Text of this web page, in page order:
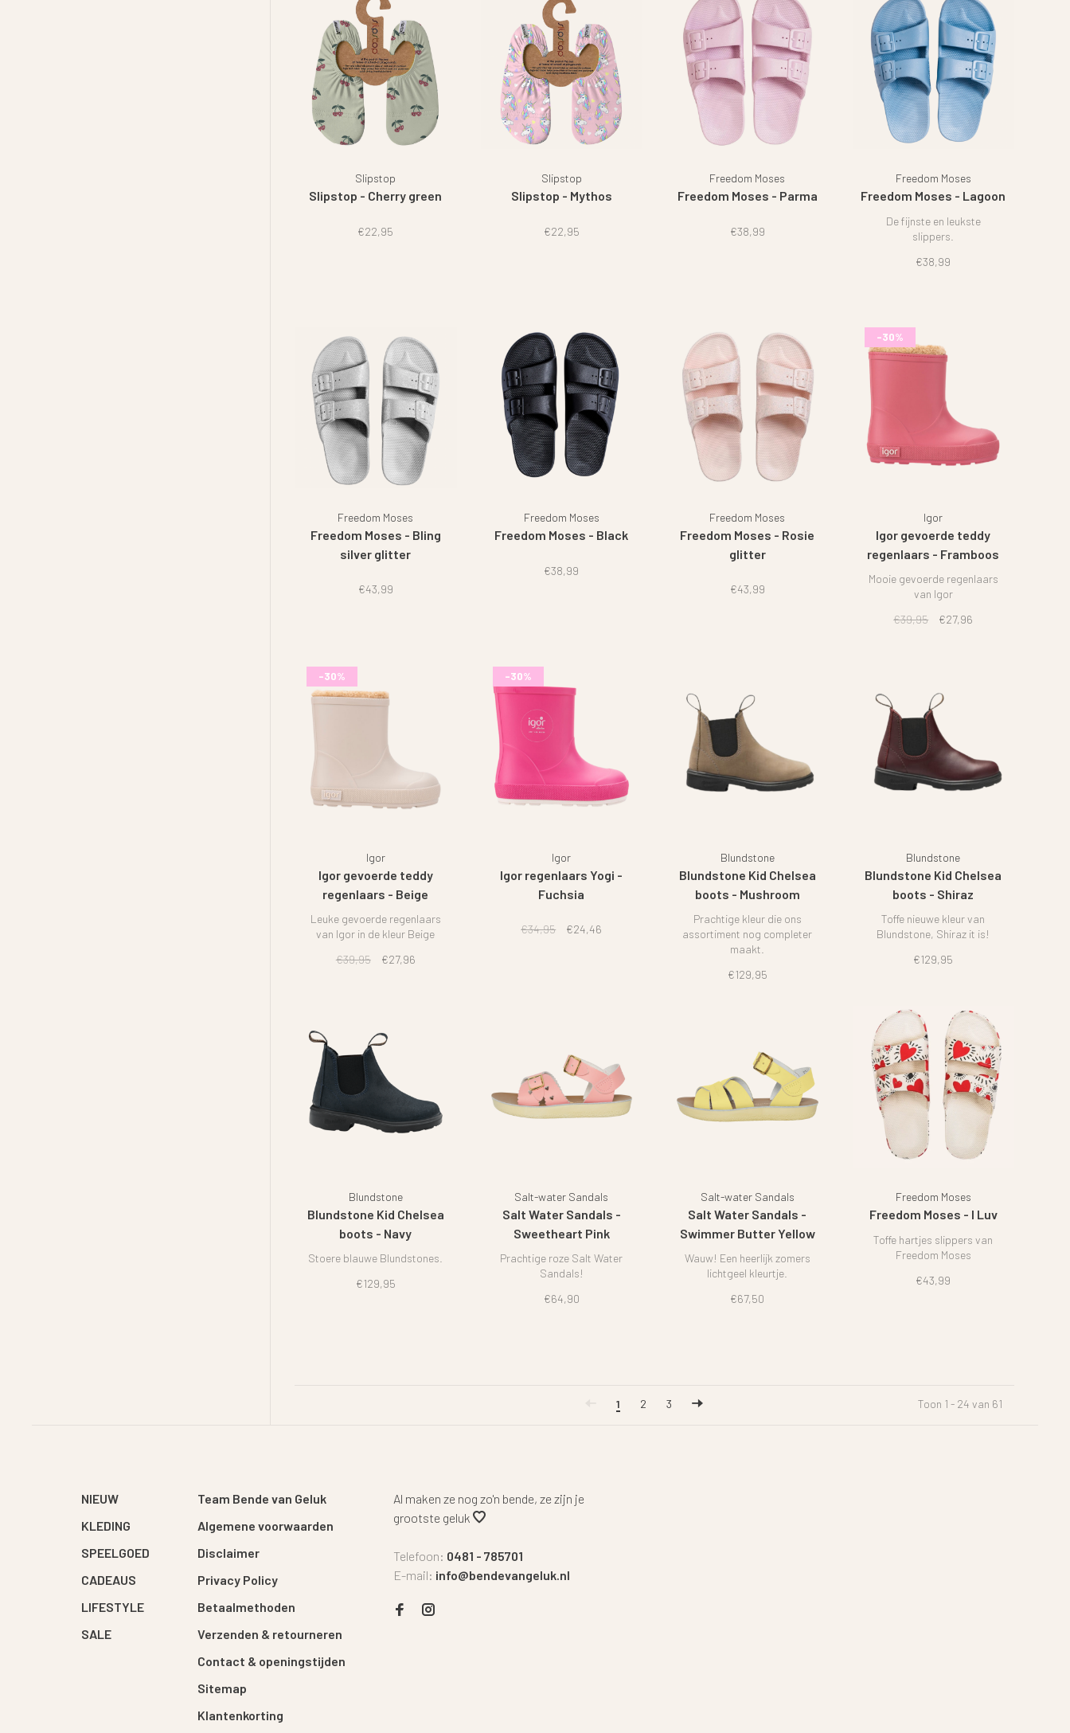
Slipstop
Slipstop - Cherry green
€22,95
Slipstop
Slipstop - Mythos
€22,95
Freedom Moses
Freedom Moses - Parma
€38,99
Freedom Moses
Freedom Moses - Lagoon
De fijnste en leukste
slippers.
€38,99
Freedom Moses
Freedom Moses - Bling
silver glitter
€43,99
Freedom Moses
Freedom Moses - Black
€38,99
Freedom Moses
Freedom Moses - Rosie
glitter
€43,99
-30%
Igor
Igor gevoerde teddy
regenlaars - Framboos
Mooie gevoerde regenlaars
van Igor
€39,95
€27,96
-30%
Igor
Igor gevoerde teddy
regenlaars - Beige
Leuke gevoerde regenlaars
van Igor in de kleur Beige
€39,95
€27,96
-30%
Igor
Igor regenlaars Yogi -
Fuchsia
€34,95 €24,46
Blundstone
Blundstone Kid Chelsea
boots - Mushroom
Prachtige kleur die ons
assortiment nog completer
maakt.
€129,95
Blundstone
Blundstone Kid Chelsea
boots - Shiraz
Toffe nieuwe kleur van
Blundstone, Shiraz it is!
€129,95
Blundstone
Blundstone Kid Chelsea
boots - Navy
Stoere blauwe Blundstones.
€129,95
Salt-water Sandals
Salt Water Sandals -
Sweetheart Pink
Prachtige roze Salt Water
Sandals!
€64,90
Salt-water Sandals
Salt Water Sandals -
Swimmer Butter Yellow
Wauw! Een heerlijk zomers
lichtgeel kleurtje.
€67,50
Freedom Moses
Freedom Moses - I Luv
Toffe hartjes slippers van
Freedom Moses
€43,99
1 2 3 Toon 1 - 24 van 61
NIEUW
KLEDING
SPEELGOED
CADEAUS
LIFESTYLE
SALE
Team Bende van Geluk
Algemene voorwaarden
Disclaimer
Privacy Policy
Betaalmethoden
Verzenden & retourneren
Contact & openingstijden
Sitemap
Klantenkorting
Al maken ze nog zo'n bende, ze zijn je
grootste geluk
Telefoon: 0481 - 785701
E-mail: info@bendevangeluk.nl